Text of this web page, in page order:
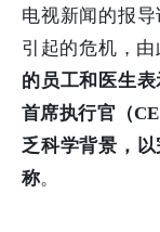
电视新闻的报
引起的危机，由
的员工和医生
首席执行官（
乏科学背景，
称。